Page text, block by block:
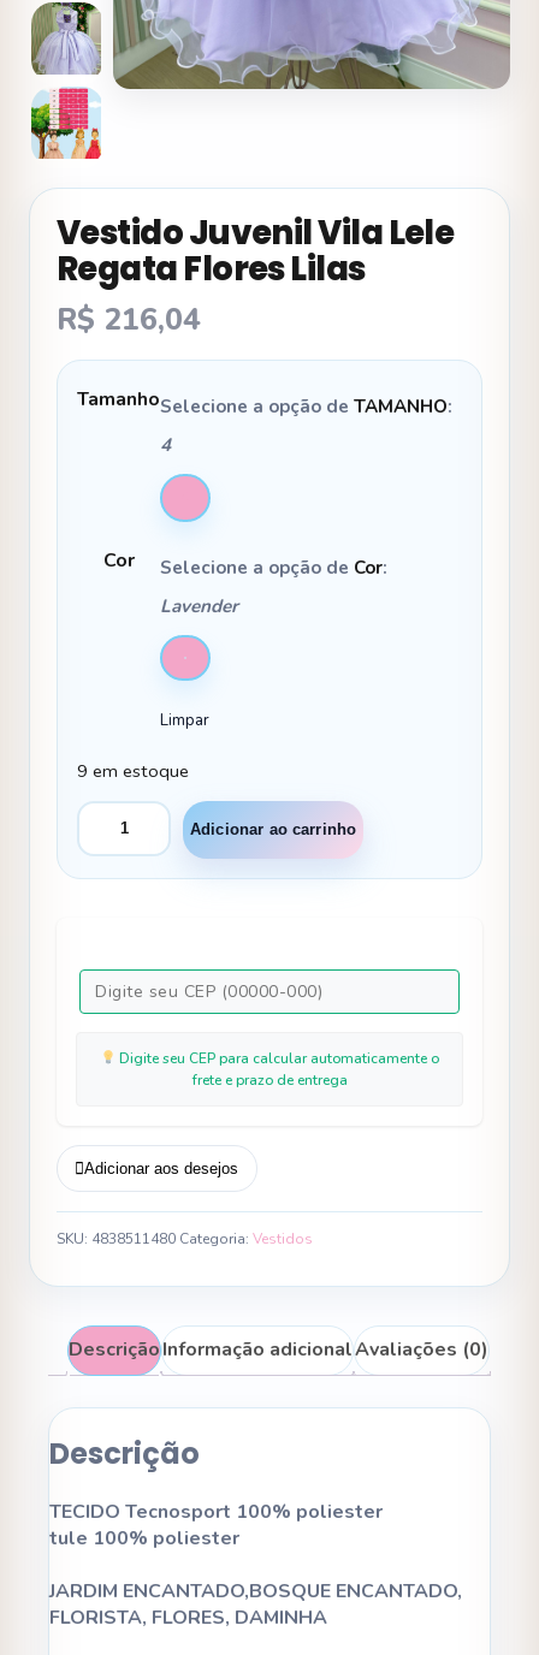
Vestido Juvenil Vila Lele
Regata Flores Lilas
R$ 216,04
TamanhoSelecione a opção de TAMANHO:
4
Cor Selecione a opção de Cor:
Lavender
Limpar
9 em estoque
Vestido
Juvenil
Lilas
quantidade
Adicionar ao carrinho
Digite seu CEP para calcular automaticamente o
frete e prazo de entrega
Adicionar aos desejos
SKU: 4838511480 Categoria: Vestidos
DescriçãoInformação adicionalAvaliações (0)
Descrição
TECIDO Tecnosport 100% poliester
tule 100% poliester
JARDIM ENCANTADO,BOSQUE ENCANTADO,
FLORISTA, FLORES, DAMINHA